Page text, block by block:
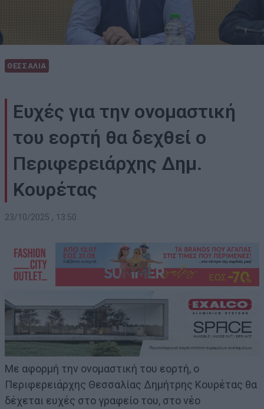
ΘΕΣΣΑΛΙΑ
Ευχές για την ονομαστική
του εορτή θα δεχθεί ο
Περιφερειάρχης Δημ.
Κουρέτας
23/10/2025 , 13:50
Με αφορμή την ονομαστική του εορτή, ο
Περιφερειάρχης Θεσσαλίας Δημήτρης Κουρέτας θα
δέχεται ευχές στο γραφείο του, στο νέο